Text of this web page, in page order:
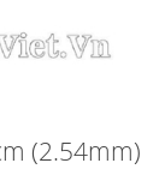
(2.54mm)